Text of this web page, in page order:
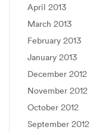
April 2013
March 2013
February 2013
January 2013
December 2012
November 2012
October 2012
September 2012